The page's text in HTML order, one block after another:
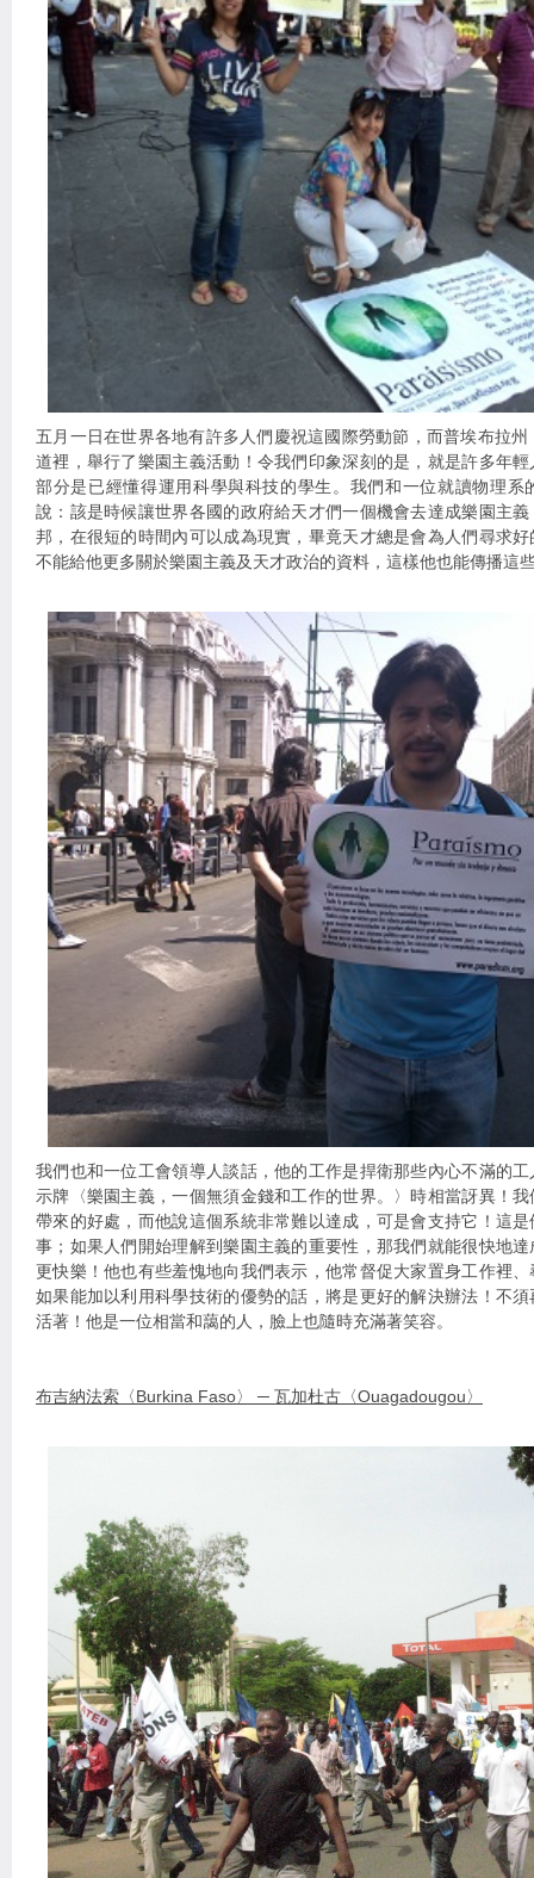
五月一日在世界各地有許多人們慶祝這國際勞動節，而普埃布拉
道裡，舉行了樂園主義活動！令我們印象深刻的是，就是許多年
部分是已經懂得運用科學與科技的學生。我們和一位就讀物理系
說：該是時候讓世界各國的政府給天才們一個機會去達成樂園主
邦，在很短的時間內可以成為現實，畢竟天才總是會為人們尋求
不能給他更多關於樂園主義及天才政治的資料，這樣他也能傳播這
我們也和一位工會領導人談話，他的工作是捍衛那些內心不滿的
示牌〈樂園主義，一個無須金錢和工作的世界。〉時相當訝異！
帶來的好處，而他說這個系統非常難以達成，可是會支持它！這
事；如果人們開始理解到樂園主義的重要性，那我們就能很快地
更快樂！他也有些羞愧地向我們表示，他常督促大家置身工作裡
如果能加以利用科學技術的優勢的話，將是更好的解決辦法！不
活著！他是一位相當和藹的人，臉上也隨時充滿著笑容。
布吉納法索〈Burkina Faso〉 ─ 瓦加杜古〈Ouagadougou〉